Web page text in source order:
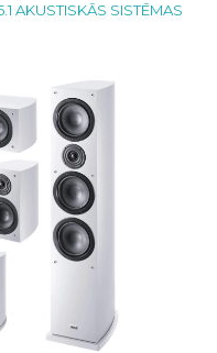
AKUSTISKĀS SISTĒMAS